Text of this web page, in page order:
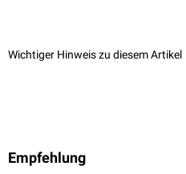
Wichtiger Hinweis zu diesem Artikel
Empfehlung